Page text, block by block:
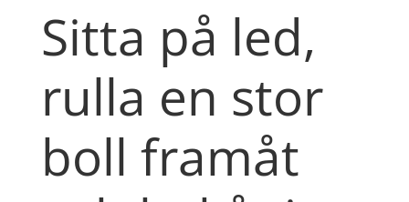
Sitta på led,
rulla en stor
boll framåt